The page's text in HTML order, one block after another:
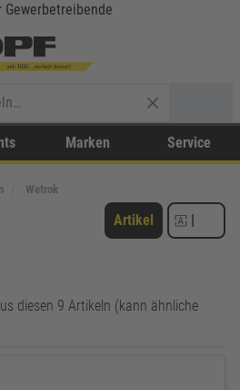
Gewerbetreibende
Marken Service
Wetrok
Artikel |
diesen 9 Artikeln (kann ähnliche